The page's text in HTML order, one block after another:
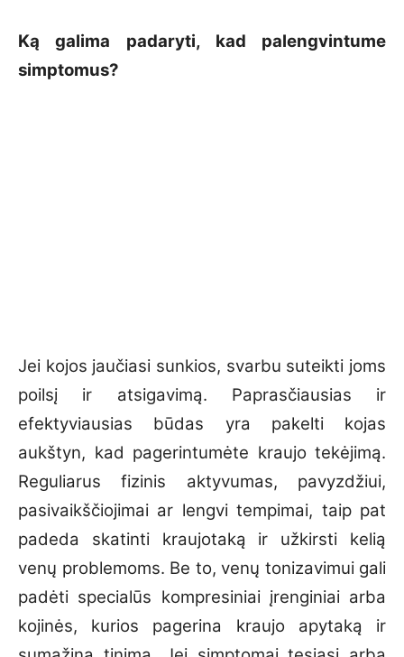
Ką galima padaryti, kad palengvintume
simptomus?
Jei kojos jaučiasi sunkios, svarbu suteikti joms
poilsį ir atsigavimą. Paprasčiausias ir
efektyviausias būdas yra pakelti kojas
aukštyn, kad pagerintumėte kraujo tekėjimą.
Reguliarus fizinis aktyvumas, pavyzdžiui,
pasivaikščiojimai ar lengvi tempimai, taip pat
padeda skatinti kraujotaką ir užkirsti kelią
venų problemoms. Be to, venų tonizavimui gali
padėti specialūs kompresiniai įrenginiai arba
kojinės, kurios pagerina kraujo apytaką ir